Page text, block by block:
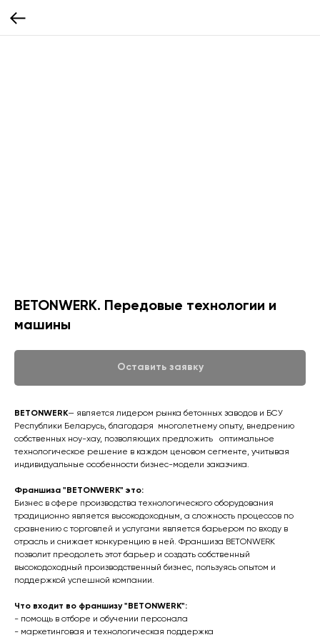
BETONWERK. Передовые технологии и
машины
Оставить заявку
BETONWERK— является лидером рынка бетонных заводов и БСУ
Республики Беларусь, благодаря многолетнему опыту, внедрению
собственных ноу-хау, позволяющих предложить оптимальное
технологическое решение в каждом ценовом сегменте, учитывая
индивидуальные особенности бизнес-модели заказчика.
Франшиза "BETONWERK" это:
Бизнес в сфере производства технологического оборудования
традиционно является высокодоходным, а сложность процессов по
сравнению с торговлей и услугами является барьером по входу в
отрасль и снижает конкуренцию в ней. Франшиза BETONWERK
позволит преодолеть этот барьер и создать собственный
высокодоходный производственный бизнес, пользуясь опытом и
поддержкой успешной компании.
Что входит во франшизу "BETONWERK":
- помощь в отборе и обучении персонала
- маркетинговая и технологическая поддержка